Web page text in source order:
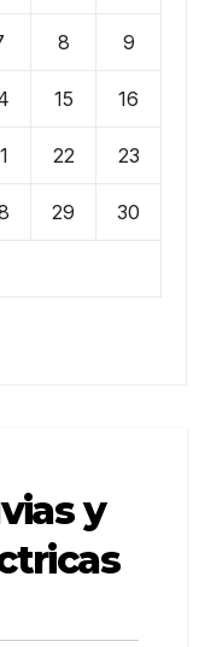
8 9
15 16
22 23
29 30
y